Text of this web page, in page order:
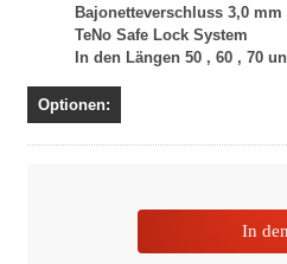
Bajonetteverschluss 3,0 mm
TeNo Safe Lock System
In den Längen 50 , 60 , 70
Optionen: